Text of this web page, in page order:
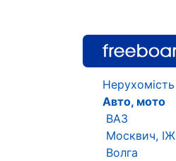
Нерухомість
Авто, мото
ВАЗ
Москвич, ІЖ
Волга